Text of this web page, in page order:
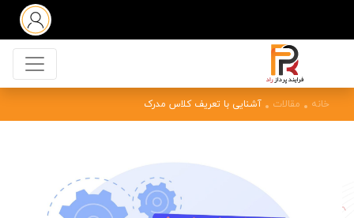
خانه مقالات آشنایی با تعریف کلاس مدرک